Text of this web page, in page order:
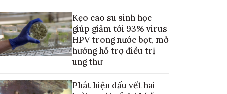
Kẹo cao su sinh học
giúp giảm tới 93% virus
HPV trong nước bọt, mở
hướng hỗ trợ điều trị
ung thư
Phát hiện dấu vết hai